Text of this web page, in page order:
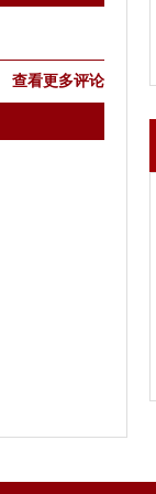
查看更多评论